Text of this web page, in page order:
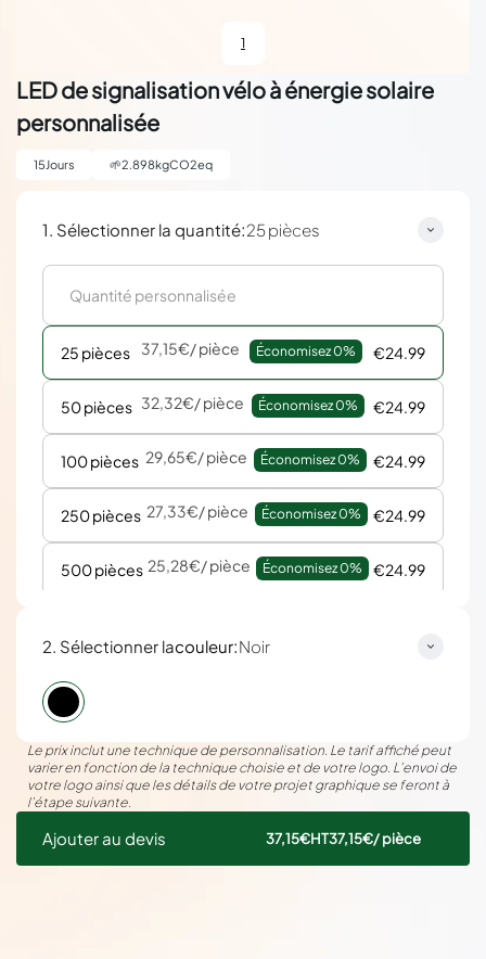
1
LED de signalisation vélo à énergie solaire
personnalisée
15 Jours 🌱2.898kgCO2eq
1. Sélectionner la quantité:25 pièces
25 pièces 37,15€/ pièce Économisez 0% €24.99
50 pièces 32,32€/ pièce Économisez 0% €24.99
100 pièces 29,65€/ pièce Économisez 0% €24.99
250 pièces 27,33€/ pièce Économisez 0% €24.99
500 pièces 25,28€/ pièce Économisez 0% €24.99
2. Sélectionner lacouleur:Noir
Le prix inclut une technique de personnalisation. Le tarif affiché peut
varier en fonction de la technique choisie et de votre logo. L’envoi de
votre logo ainsi que les détails de votre projet graphique se feront à
l’étape suivante.
Ajouter au devis 37,15€HT37,15€/ pièce